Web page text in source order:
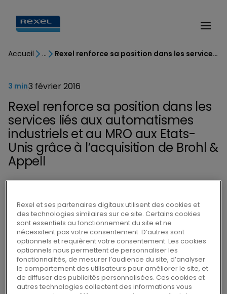
Accueil Rexel renforce sa position dans les services liés aux automatismes industriels et au MRO aux Etats-Unis grâce à l’acquisition de Brohl & Appell
Rexel renforce sa position dans les
services liés aux automatismes
industriels et au MRO aux Etats-
Unis grâce à l’acquisition de Brohl &
Appell
3 min3 février 2016
Rexel annonce l’acquisition de Brohl &
Appell, un spécialiste américain des
services liés aux automatismes
industriels et au MRO (Maintenance
Repair and Operations), basé dans
Rexel et ses partenaires digitaux utilisent des cookies et
des technologies similaires sur ce site. Certains cookies
sont essentiels au fonctionnement du site et ne
nécessitent pas votre consentement. D’autres sont
optionnels et requièrent votre consentement. Les cookies
optionnels nous permettent de personnaliser les
fonctionnalités, de mesurer l’audience du site, d’analyser
le comportement des utilisateurs pour améliorer le site, et
de diffuser des publicités personnalisées. Ces cookies et
autres technologies collectent des informations vous